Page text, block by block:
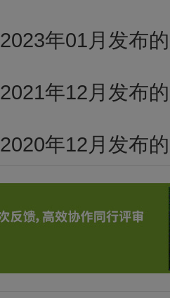
2023年01月发布
2021年12月发布
2020年12月发布